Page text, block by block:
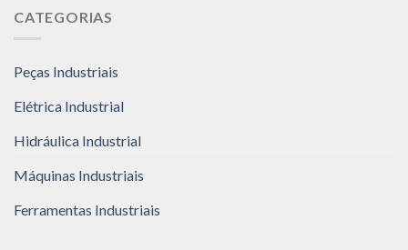
CATEGORIAS
Peças Industriais
Elétrica Industrial
Hidráulica Industrial
Máquinas Industriais
Ferramentas Industriais